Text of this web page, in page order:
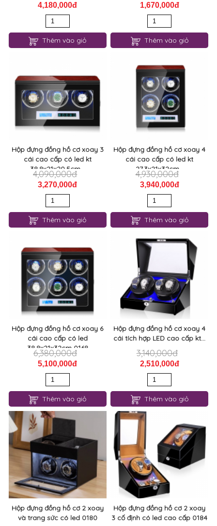
4,180,000đ
Thêm vào giỏ
1,670,000đ
Thêm vào giỏ
Hộp đựng đồng hồ cơ xoay 3
cái cao cấp có led kt
38.8x21x20.5cm...
4,090,000đ
3,270,000đ
Thêm vào giỏ
Hộp đựng đồng hồ cơ xoay 4
cái cao cấp có led kt
27.3x21x32cm...
4,930,000đ
3,940,000đ
Thêm vào giỏ
Hộp đựng đồng hồ cơ xoay 6
cái cao cấp có led
38.8x21x32cm 0168
6,380,000đ
5,100,000đ
Thêm vào giỏ
Hộp đựng đồng hồ cơ xoay 4
cái tích hợp LED cao cấp kt...
3,140,000đ
2,510,000đ
Thêm vào giỏ
Hộp đựng đồng hồ cơ 2 xoay
và trang sức có led 0180
Hộp đựng đồng hồ cơ 2 xoay
3 cố định có led cao cấp 0184